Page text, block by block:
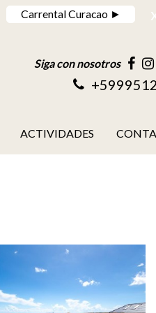
Carrental Curacao ►
Siga con nosotros
ACTIVIDADES